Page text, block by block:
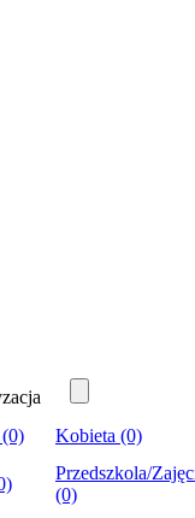
Kobieta (0)
Przedszkola/
(0)